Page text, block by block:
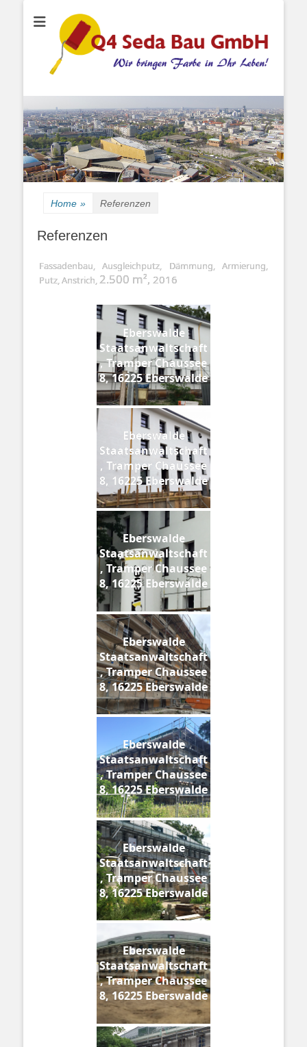
GmbH
Wir bringen Farbe in Ihr Leben!
Home » Referenzen
Referenzen
Fassadenbau, Ausgleichputz, Dämmung, Armierung,
Putz, Anstrich,2.500 m², 2016
Eberswalde
Staatsanwaltschaft
, Tramper Chaussee
8, 16225 Eberswalde
Eberswalde
Staatsanwaltschaft
, Tramper Chaussee
8, 16225 Eberswalde
Eberswalde
Staatsanwaltschaft
, Tramper Chaussee
8, 16225 Eberswalde
Eberswalde
Staatsanwaltschaft
, Tramper Chaussee
8, 16225 Eberswalde
Eberswalde
Staatsanwaltschaft
, Tramper Chaussee
8, 16225 Eberswalde
Eberswalde
Staatsanwaltschaft
, Tramper Chaussee
8, 16225 Eberswalde
Eberswalde
Staatsanwaltschaft
, Tramper Chaussee
8, 16225 Eberswalde